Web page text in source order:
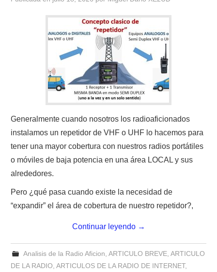
HISTORIA DE LA RADIO
LA PULGA MERCANTE
LITERATURA DE LA RADIO
MIEMBROS ORIGINALES
MODOS DIGITALES
NUESTRAS ACTIVIDADES !
PLAN DE BANDAS DE
RADIOAFICIONADOS EN MEXICO
Generalmente cuando nosotros los radioaficionados
instalamos un repetidor de VHF o UHF lo hacemos para
tener una mayor cobertura con nuestros radios portátiles
o móviles de baja potencia en una área LOCAL y sus
alrededores.
Pero ¿qué pasa cuando existe la necesidad de
“expandir” el área de cobertura de nuestro repetidor?,
Continuar leyendo →
Analisis de la Radio Aficion, ARTICULO BREVE, ARTICULO
DE LA RADIO,ARTICULOS DE LA RADIO DE INTERNET,